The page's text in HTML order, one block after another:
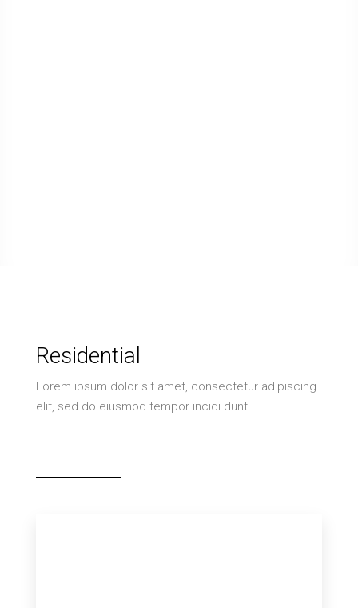
Residential
Lorem ipsum dolor sit amet, consectetur adipiscing
elit, sed do eiusmod tempor incidi dunt